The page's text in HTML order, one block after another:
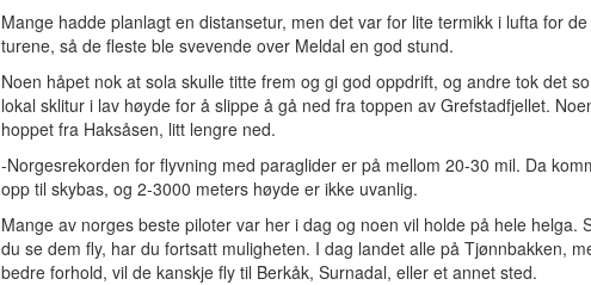
Mange hadde planlagt en distansetur, men det var for lite termikk i lufta for
turene, så de fleste ble svevende over Meldal en god stund.
Noen håpet nok at sola skulle titte frem og gi god oppdrift, og andre tok det
lokal sklitur i lav høyde for å slippe å gå ned fra toppen av Grefstadfjellet.
hoppet fra Haksåsen, litt lengre ned.
-Norgesrekorden for flyvning med paraglider er på mellom 20-30 mil. Da
opp til skybas, og 2-3000 meters høyde er ikke uvanlig.
Mange av norges beste piloter var her i dag og noen vil holde på hele helga.
du se dem fly, har du fortsatt muligheten. I dag landet alle på Tjønnbakken,
bedre forhold, vil de kanskje fly til Berkåk, Surnadal, eller et annet sted.